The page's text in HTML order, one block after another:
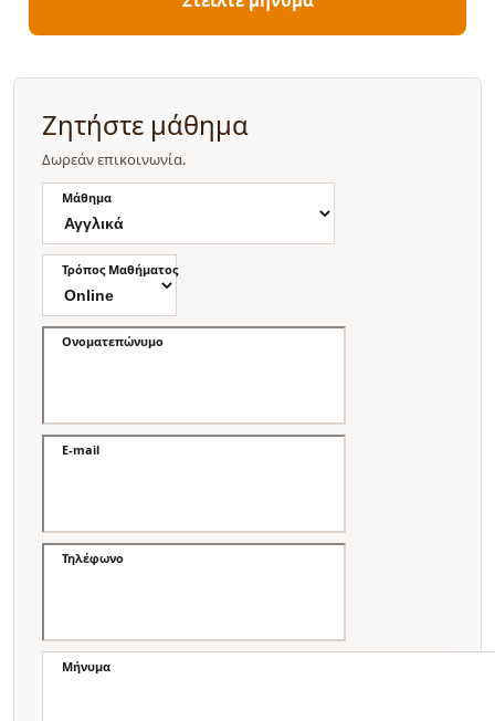
Ζητήστε μάθημα
Δωρεάν επικοινωνία.
Μάθημα
Τρόπος Μαθήματος
Ονοματεπώνυμο
E-mail
Τηλέφωνο
Μήνυμα